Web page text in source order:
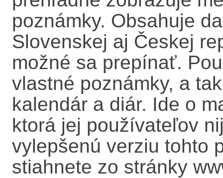
poznámky. Obsahuje
Slovenskej aj Českej
možné sa prepínať.
vlastné poznámky, a
kalendár a diár. Ide o
ktorá jej používateľov
vylepšenú verziu tohto
stiahnete zo stránky